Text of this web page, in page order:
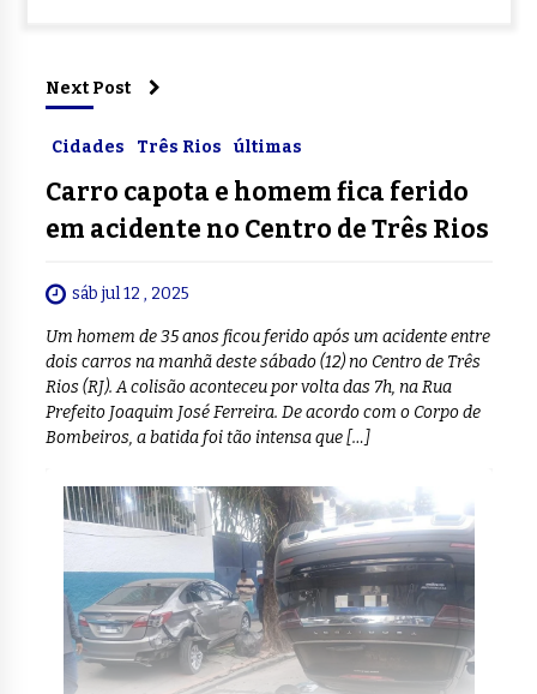
Next Post
Cidades Três Rios últimas
Carro capota e homem fica ferido
em acidente no Centro de Três Rios
sáb jul 12 , 2025
Um homem de 35 anos ficou ferido após um acidente entre
dois carros na manhã deste sábado (12) no Centro de Três
Rios (RJ). A colisão aconteceu por volta das 7h, na Rua
Prefeito Joaquim José Ferreira. De acordo com o Corpo de
Bombeiros, a batida foi tão intensa que […]